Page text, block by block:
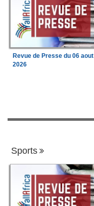
Revue de Presse du 06 aout
2026
Sports